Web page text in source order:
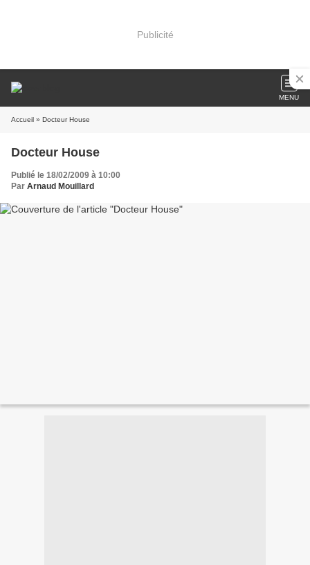
Publicité
MENU
Accueil » Docteur House
Docteur House
Publié le 18/02/2009 à 10:00
Par Arnaud Mouillard